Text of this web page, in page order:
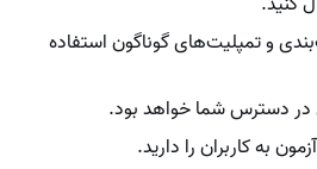
و تمپلیت‌های گوناگون استفاده
در دسترس شما خواهد بود.
به کاربران را دارید.